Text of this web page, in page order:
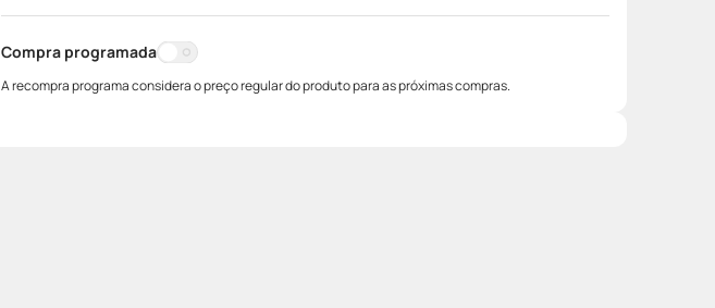
Compra programada
A recompra programa considera o preço regular do produto para as próximas compras.